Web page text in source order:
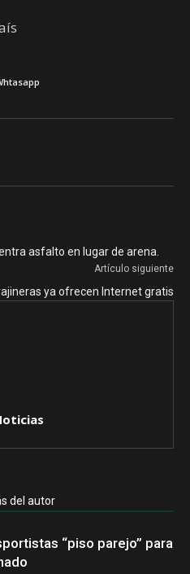
asfalto en lugar de arena.
Artículo siguiente
ya ofrecen Internet gratis
del autor
“piso parejo” para